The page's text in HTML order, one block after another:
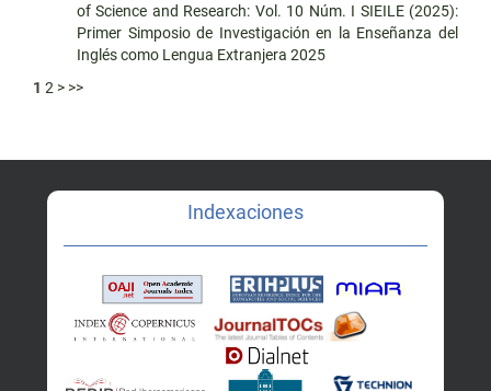
of Science and Research: Vol. 10 Núm. I SIEILE (2025):
Primer Simposio de Investigación en la Enseñanza del
Inglés como Lengua Extranjera 2025
1 2 > >>
Indexaciones